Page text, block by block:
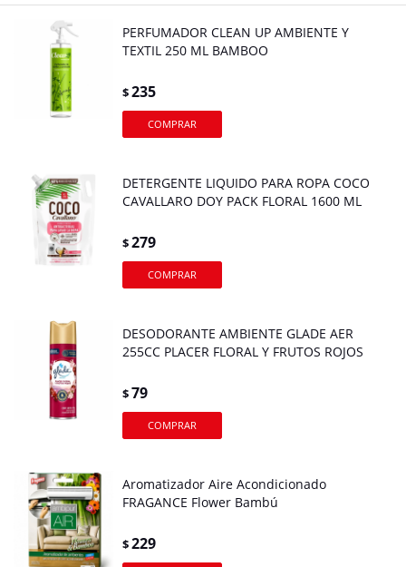
PERFUMADOR CLEAN UP AMBIENTE Y
TEXTIL 250 ML BAMBOO
$235
DETERGENTE LIQUIDO PARA ROPA COCO
CAVALLARO DOY PACK FLORAL 1600 ML
$279
DESODORANTE AMBIENTE GLADE AER
255CC PLACER FLORAL Y FRUTOS ROJOS
$79
Aromatizador Aire Acondicionado
FRAGANCE Flower Bambú
$229